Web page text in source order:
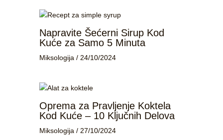
Napravite Šećerni Sirup Kod
Kuće za Samo 5 Minuta
Miksologija / 24/10/2024
Oprema za Pravljenje Koktela
Kod Kuće – 10 Ključnih Delova
Miksologija / 27/10/2024